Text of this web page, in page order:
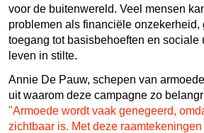
voor de buitenwereld. Veel mensen
problemen als financiële onzekerheid,
toegang tot basisbehoeften en sociale
leven in stilte.
Annie De Pauw, schepen van
uit waarom deze campagne zo
"Armoede wordt vaak genegeerd,
zichtbaar is. Met deze